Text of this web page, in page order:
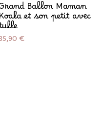
Ballon Maman
Koala et son petit avec
€